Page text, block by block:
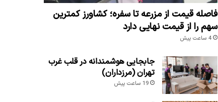
فاصله قیمت از مزرعه تا سفره؛ کشاورز کمترین
سهم را از قیمت نهایی دارد
4 ساعت پیش
جابجایی هوشمندانه در قلب غرب
تهران (مرزداران)
19 ساعت پیش